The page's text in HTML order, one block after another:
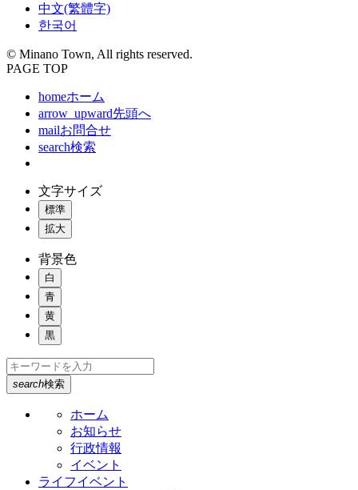
中文(繁體字)
한국어
© Minano Town, All rights reserved.
PAGE TOP
homeホーム
arrow_upward先頭へ
mailお問合せ
search検索
文字サイズ
標準
拡大
背景色
白
青
黄
黒
search検索
ホーム
お知らせ
行政情報
イベント
ライフイベント